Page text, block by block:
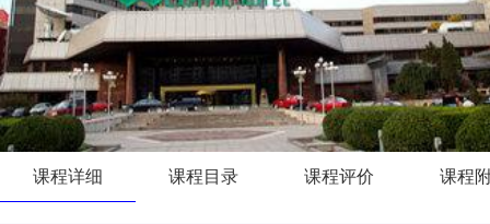
课程详细 课程目录 课程评价 课程